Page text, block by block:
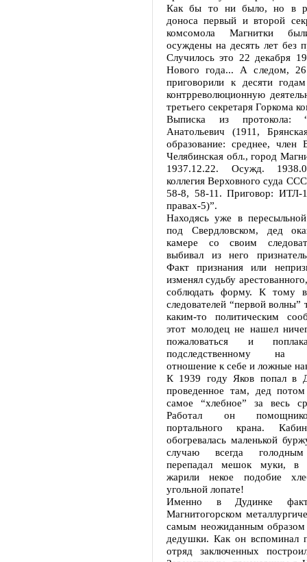
Как бы то ни было, но в
доноса первый и второй
комсомола Магнитки
осуждены на десять лет без
Случилось это 22 декабря
Нового года... А следом,
приговорили к десяти
контрреволюционную
третьего секретаря Горкома
Выписка из протокола:
Анатольевич (1911,
образование: среднее,
Челябинская обл., город
1937.12.22. Осужд.
коллегия Верховного суда
58-8, 58-11. Приговор: ИТЛ-
правах-5)”.
Находясь уже в
под Свердловском, дед
камере со своим
выбивал из него
Факт признания или
изменял судьбу
соблюдать форму. К тому
следователей “первой волны”
каким-то политическим
этот молодец не нашел
пожаловаться и
подследственному на
отношение к себе и ложные
К 1939 году Яков попал в
проведенное там, дед
самое “хлебное” за весь
Работал он
портального крана.
обогревалась маленькой
случаю всегда
перепадал мешок муки, в
жарили некое подобие
угольной лопате!
Именно в Дудинке
Магнитогорском
самым неожиданным образом
дедушки. Как он вспоминал
отряд заключенных